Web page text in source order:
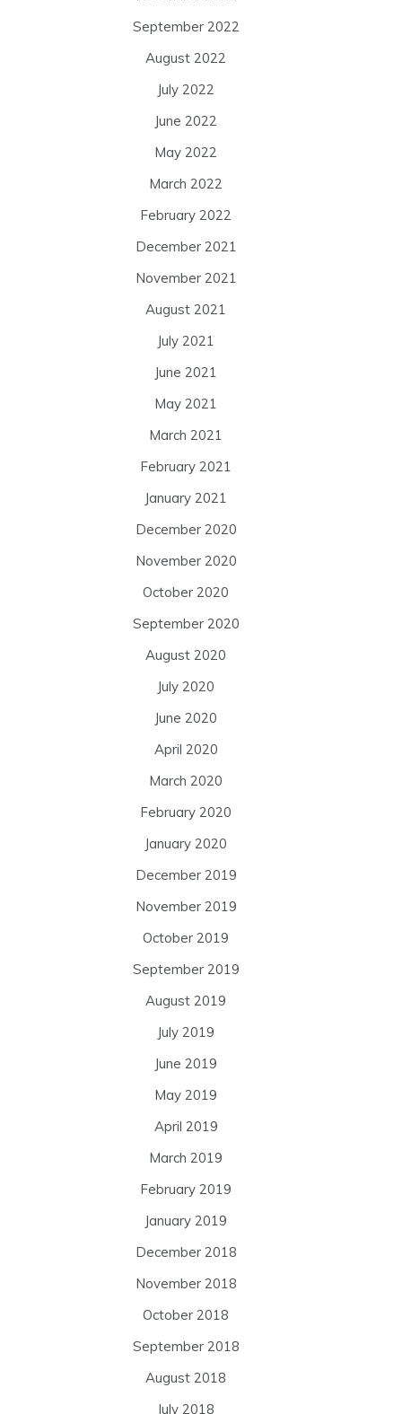
September 2022
August 2022
July 2022
June 2022
May 2022
March 2022
February 2022
December 2021
November 2021
August 2021
July 2021
June 2021
May 2021
March 2021
February 2021
January 2021
December 2020
November 2020
October 2020
September 2020
August 2020
July 2020
June 2020
April 2020
March 2020
February 2020
January 2020
December 2019
November 2019
October 2019
September 2019
August 2019
July 2019
June 2019
May 2019
April 2019
March 2019
February 2019
January 2019
December 2018
November 2018
October 2018
September 2018
August 2018
July 2018